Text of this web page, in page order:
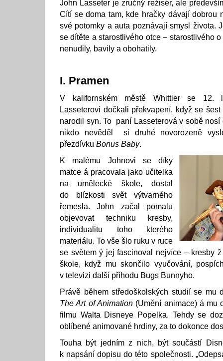
John Lasseter je zručný režisér, ale
Cítí se doma tam, kde hračky dávají dobrou
své potomky a auta poznávají smysl života.
se dítěte a starostlivého otce – starostlivého
nenudily, bavily a obohatily.
I. Pramen
V kalifornském městě Whittier se 12.
Lasseterovi dočkali překvapení, když se
narodil syn. To paní Lasseterová v sobě nosí
nikdo nevěděl si druhé novorozeně
přezdívku Bonus Baby.
K malému Johnovi se díky
matce á pracovala jako učitelka
na umělecké škole, dostal
do blízkosti svět výtvarného
řemesla. John začal pomalu
objevovat techniku kresby,
individualitu toho kterého
materiálu. To vše šlo ruku v ruce
se světem ý jej fascinoval nejvíce – kresby
škole, když mu skončilo vyučování,
v televizi další příhodu Bugs Bunnyho.
Právě během středoškolských studií se mu
The Art of Animation(Umění animace) á mu
filmu Walta Disneye Popelka. Tehdy se
oblíbené animované hrdiny, za to dokonce
Touha být jedním z nich, být součástí
k napsání dopisu do této společnosti.